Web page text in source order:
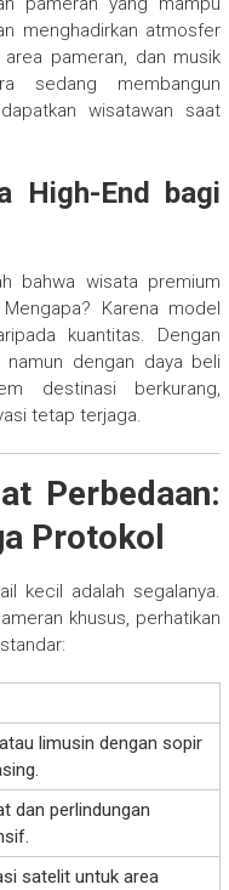
menghadirkan atmosfer
pameran, dan musik
sedang membangun
wisatawan saat
High-End bagi
bahwa wisata premium
Karena model
kuantitas. Dengan
dengan daya beli
destinasi berkurang,
tetap terjaga.
Perbedaan:
Protokol
kecil adalah segalanya.
khusus, perhatikan
limusin dengan sopir
dan perlindungan
satelit untuk area